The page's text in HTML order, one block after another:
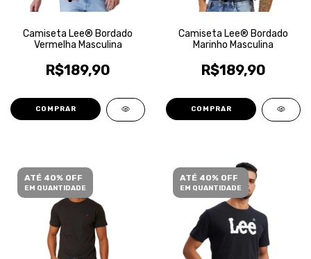
Camiseta Lee® Bordado
Vermelha Masculina
R$189,90
COMPRAR
Camiseta Lee® Bordado
Marinho Masculina
R$189,90
COMPRAR
ATÉ 40% OFF
EM QUANTIDADE
ATÉ 40% OFF
EM QUANTIDADE